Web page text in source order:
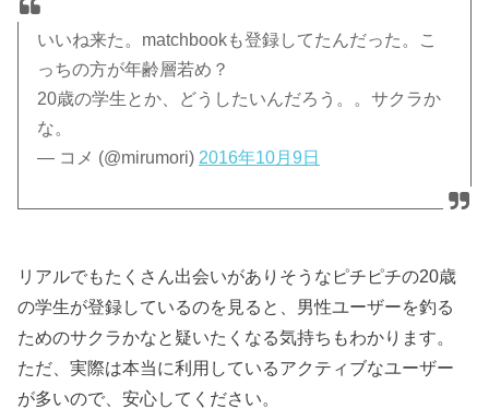
いいね来た。matchbookも登録してたんだった。こ
っちの方が年齢層若め？
20歳の学生とか、どうしたいんだろう。。サクラか
な。
— コメ (@mirumori) 2016年10月9日
リアルでもたくさん出会いがありそうなピチピチの20歳
の学生が登録しているのを見ると、男性ユーザーを釣る
ためのサクラかなと疑いたくなる気持ちもわかります。
ただ、実際は本当に利用しているアクティブなユーザー
が多いので、安心してください。